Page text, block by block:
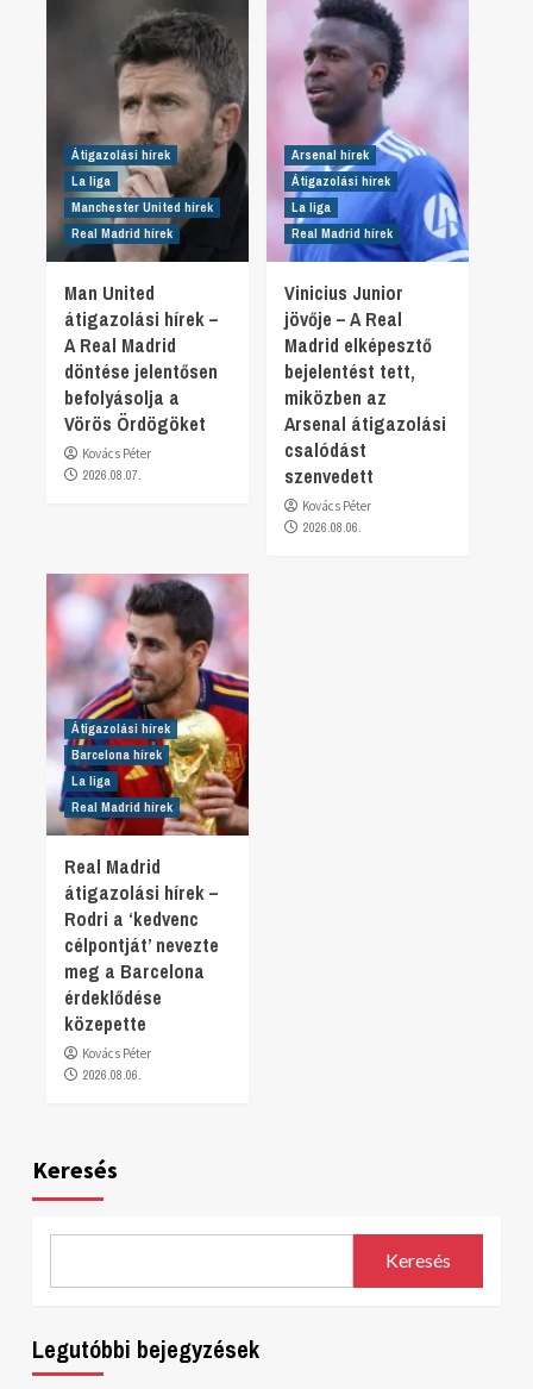
Átigazolási hírek
La liga
Manchester United hírek
Real Madrid hírek
Man United
átigazolási hírek –
A Real Madrid
döntése jelentősen
befolyásolja a
Vörös Ördögöket
Kovács Péter
2026.08.07.
Arsenal hírek
Átigazolási hírek
La liga
Real Madrid hírek
Vinicius Junior
jövője – A Real
Madrid elképesztő
bejelentést tett,
miközben az
Arsenal átigazolási
csalódást
szenvedett
Kovács Péter
2026.08.06.
Átigazolási hírek
Barcelona hírek
La liga
Real Madrid hírek
Real Madrid
átigazolási hírek –
Rodri a ‘kedvenc
célpontját’ nevezte
meg a Barcelona
érdeklődése
közepette
Kovács Péter
2026.08.06.
Keresés
Keresés
Legutóbbi bejegyzések